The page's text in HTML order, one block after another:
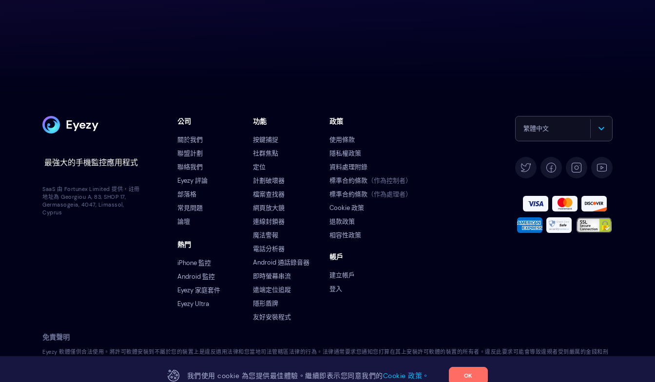
Eyezy
最強大的手機監控應用程式
公司
關於我們
聯盟計劃
聯絡我們
Eyezy 評論
部落格
常見問題
論壇
熱門
iPhone 監控
Android 監控
Eyezy 家庭套件
Eyezy Ultra
帳戶
建立帳戶
登入
政策
使用條款
隱私權政策
資料處理附錄
標準合約條款 （作為控制者）
標準合約條款 （作為處理者）
Cookie 政策
退款政策
相容性政策
功能
按鍵捕捉
社群焦點
定位
計劃破壞器
檔案查找器
網頁放大鏡
連線封鎖器
魔法警報
電話分析器
Android 通話錄音器
即時螢幕串流
遠端定位追蹤
隱形盾牌
友好安裝程式
繁體中文
Español
Français
Română
SaaS 由 Fortunex Limited 提供，註冊
地址為 Georgiou A, 83, SHOP 17,
Germasogeia, 4047, Limassol,
Cyprus
免責聲明
Eyezy 軟體僅供合法使用。將許可軟體安裝到不屬於您的裝置上是違反適用法律和您當地司法管轄區法律的行為。法律通常要求您通知您打算在其上安裝許可軟體的裝置的所有者。違反此要求可能會導致違規者受到嚴厲的金錢和刑
我們使用 cookie 為您提供最佳體驗。繼續即表示您同意我們的Cookie 政策。 OK